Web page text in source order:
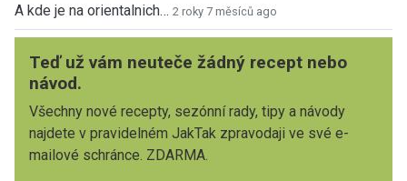
A kde je na orientalnich… 2 roky 7 měsíců ago
Teď už vám neuteče žádný recept nebo
návod.
Všechny nové recepty, sezónní rady, tipy a návody
najdete v pravidelném JakTak zpravodaji ve své e-
mailové schránce. ZDARMA.